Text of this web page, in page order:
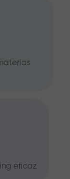
eficaz